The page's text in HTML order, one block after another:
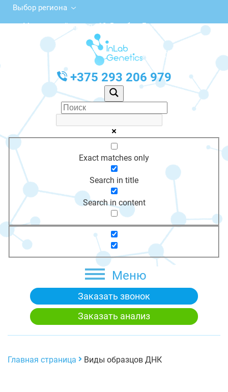
Выбор региона
Московский просп., 10, Витебск, Беларусь
с 10:00 до 20:00
График работы: Пн-Пт с 10:00 до 20:00
+375 293 206 979
Exact matches only
Search in title
Search in content
Меню
Заказать звонок
Заказать анализ
Главная страница Виды образцов ДНК